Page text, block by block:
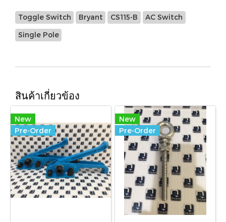
Toggle Switch Bryant CS115-B AC Switch
Single Pole
สินค้าเกี่ยวข้อง
New
Pre-Order
New
Pre-Order